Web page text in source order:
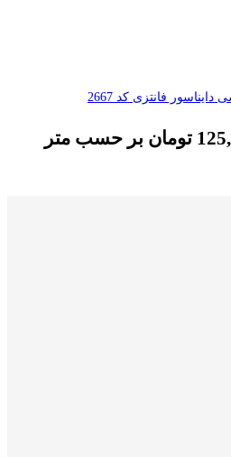
فانتزی کد 2667
تومان بر حسب متر